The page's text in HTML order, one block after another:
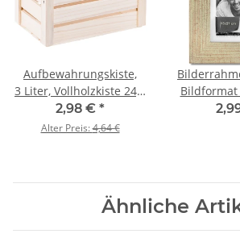
Aufbewahrungskiste,
3 Liter, Vollholzkiste 24,5
x 14,5 x 12,5 cm
2,98 € *
Alter Preis:4,64 €
Bildformat
Ähnliche